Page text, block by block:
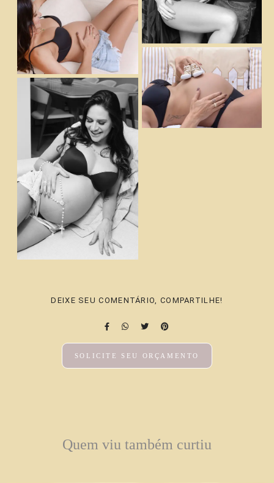
DEIXE SEU COMENTÁRIO, COMPARTILHE!
SOLICITE SEU ORÇAMENTO
Quem viu também curtiu